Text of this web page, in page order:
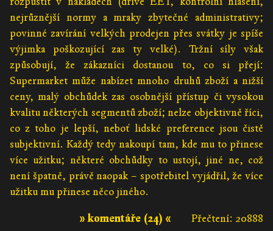
nejrůznější normy a mraky zbytečné administrativy;
povinné zavírání velkých prodejen přes svátky je spíše
výjimka poškozující zas ty velké). Tržní síly však
způsobují, že zákazníci dostanou to, co si přejí:
Supermarket může nabízet mnoho druhů zboží a nižší
ceny, malý obchůdek zas osobnější přístup či vysokou
kvalitu některých segmentů zboží; nelze objektivně říci,
co z toho je lepší, neboť lidské preference jsou čistě
subjektivní. Každý tedy nakoupí tam, kde mu to přinese
více užitku; některé obchůdky to ustojí, jiné ne, což
není špatně, právě naopak – spotřebitel vyjádřil, že více
užitku mu přinese něco jiného.
Přečtení: 20888
» komentáře (24) «